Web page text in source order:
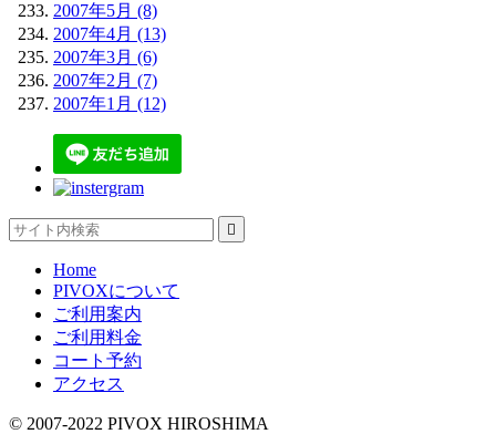
2007年5月 (8)
2007年4月 (13)
2007年3月 (6)
2007年2月 (7)
2007年1月 (12)

Home
PIVOXについて
ご利用案内
ご利用料金
コート予約
アクセス
© 2007-2022 PIVOX HIROSHIMA